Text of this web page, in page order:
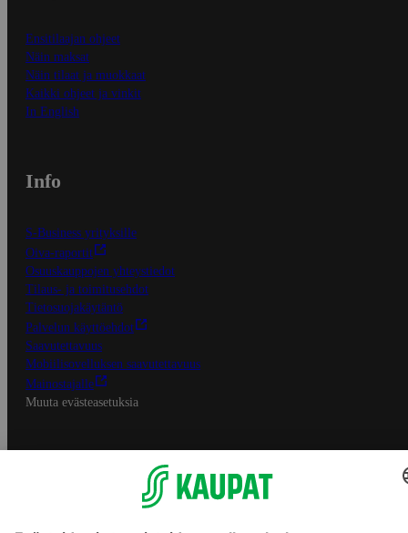
Ensitilaajan ohjeet
Näin maksat
Näin tilaat ja muokkaat
Kaikki ohjeet ja vinkit
In English
Info
S-Business yrityksille
Oiva-raportit
Osuuskauppojen yhteystiedot
Tilaus- ja toimitusehdot
Tietosuojakäytäntö
Palvelun käyttöehdot
Saavutettavuus
Mobiilisovelluksen saavutettavuus
Mainostajalle
Muuta evästeasetuksia
S-ryhmän palvelut